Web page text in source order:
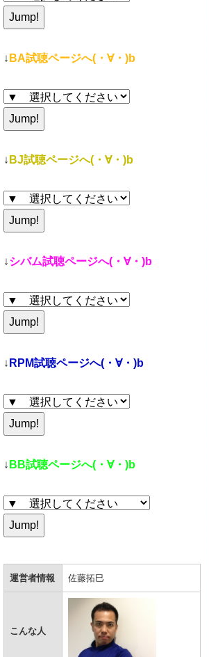
↓ BA試聴ページへ(・∀・)b
↓ BJ試聴ページへ(・∀・)b
↓シバム試聴ページへ(・∀・)b
↓ RPM試聴ページへ(・∀・)b
↓ BB試聴ページへ(・∀・)b
運営者情報 佐藤拓巳
こんな人